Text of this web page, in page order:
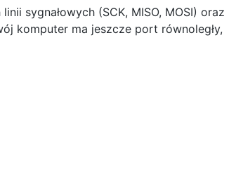
sygnałowych (SCK, MISO, MOSI) oraz
komputer ma jeszcze port równoległy,